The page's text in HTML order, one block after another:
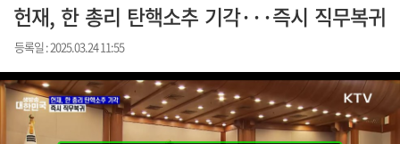
헌재, 한 총리 탄핵소추 기각···즉시 직무복귀
등록일 : 2025.03.24 11:55